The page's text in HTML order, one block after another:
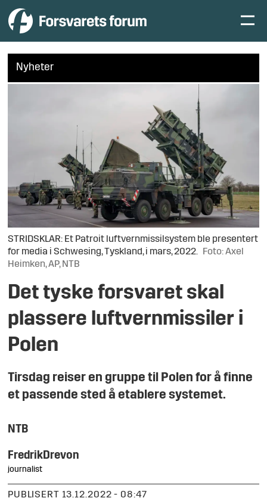
Nyheter
STRIDSKLAR: Et Patroit luftvernmissilsystem ble presentert
for media i Schwesing, Tyskland, i mars, 2022.
Foto: Axel
Heimken, AP, NTB
Det tyske forsvaret skal
plassere luftvernmissiler i
Polen
Tirsdag reiser en gruppe til Polen for å finne
et passende sted å etablere systemet.
NTB
Fredrik Drevon
journalist
PUBLISERT
13.12.2022 - 08:47